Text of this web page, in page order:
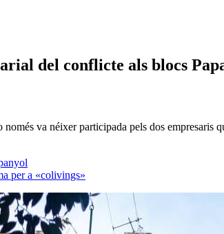
del conflicte als blocs
va néixer participada pels dos empresaris
per a «colivings»